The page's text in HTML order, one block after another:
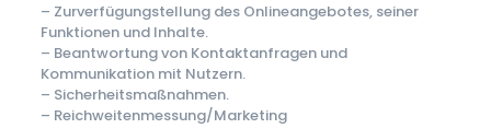
– Zurverfügungstellung des Onlineangebotes, seiner
Funktionen und Inhalte.
– Beantwortung von Kontaktanfragen und
Kommunikation mit Nutzern.
– Sicherheitsmaßnahmen.
– Reichweitenmessung/Marketing